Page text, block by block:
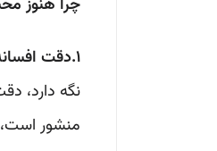
چرا هنوز
1.دقت افسانه‌ای (وقتی پریزم سر جاش است):
نگه دارد،
منشور